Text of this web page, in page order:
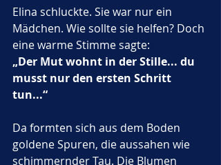
Elina schluckte. Sie war nur ein
Mädchen. Wie sollte sie helfen? Doch
eine warme Stimme sagte:
„Der Mut wohnt in der Stille... du
musst nur den ersten Schritt
tun...“
Da formten sich aus dem Boden
goldene Spuren, die aussahen wie
schimmernder Tau. Die Blumen